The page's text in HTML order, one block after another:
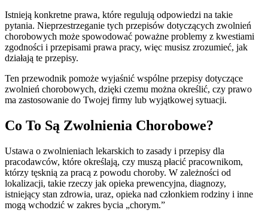
Istnieją konkretne prawa, które regulują odpowiedzi na takie
pytania. Nieprzestrzeganie tych przepisów dotyczących zwolnień
chorobowych może spowodować poważne problemy z kwestiami
zgodności i przepisami prawa pracy, więc musisz zrozumieć, jak
działają te przepisy.
Ten przewodnik pomoże wyjaśnić wspólne przepisy dotyczące
zwolnień chorobowych, dzięki czemu można określić, czy prawo
ma zastosowanie do Twojej firmy lub wyjątkowej sytuacji.
Co To Są Zwolnienia Chorobowe?
Ustawa o zwolnieniach lekarskich to zasady i przepisy dla
pracodawców, które określają, czy muszą płacić pracownikom,
którzy tęsknią za pracą z powodu choroby. W zależności od
lokalizacji, takie rzeczy jak opieka prewencyjna, diagnozy,
istniejący stan zdrowia, uraz, opieka nad członkiem rodziny i inne
mogą wchodzić w zakres bycia „chorym.”